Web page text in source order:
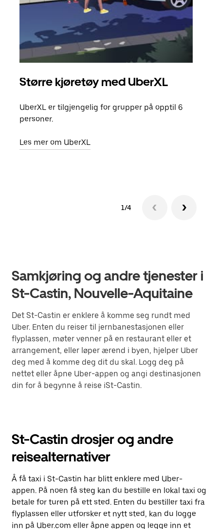
Større kjøretøy med UberXL
UberXL er tilgjengelig for grupper på opptil 6
personer.
Les mer om UberXL
1/4
Samkjøring og andre tjenester i
St-Castin, Nouvelle-Aquitaine
Det St-Castin er enklere å komme seg rundt med
Uber. Enten du reiser til jernbanestasjonen eller
flyplassen, møter venner på en restaurant eller et
arrangement, eller løper ærend i byen, hjelper Uber
deg med å komme deg dit du skal. Logg deg på
nettet eller åpne Uber-appen og angi destinasjonen
din for å begynne å reise iSt-Castin.
St-Castin drosjer og andre
reisealternativer
Å få taxi i St-Castin har blitt enklere med Uber-
appen. På noen få steg kan du bestille en lokal taxi og
betale for turen på ett sted. Enten du bestiller taxi fra
flyplassen eller utforsker et nytt sted, kan du logge
inn på Uber.com eller åpne appen og legge inn et